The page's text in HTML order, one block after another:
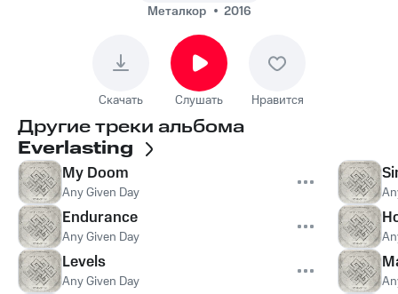
Металкор
2016
Скачать Слушать Нравится
Другие треки альбома
Everlasting
My Doom
Any Given Day
Endurance
Any Given Day
Levels
Any Given Day